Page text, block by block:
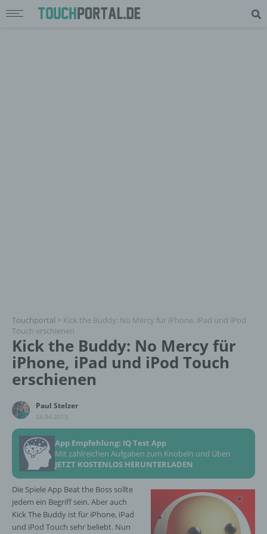
Touchportal > Kick the Buddy: No Mercy für iPhone, iPad und iPod
Touch erschienen
Kick the Buddy: No Mercy für
iPhone, iPad und iPod Touch
erschienen
Paul Stelzer
24.04.2013
App Empfehlung: IQ Test App
Mit zahlreichen Aufgaben zum Knobeln und Üben
JETZT KOSTENLOS HERUNTERLADEN
Die Spiele App Beat the Boss sollte
jedem ein Begriff sein. Aber auch
Kick The Buddy ist für iPhone, iPad
und iPod Touch sehr beliebt. Nun